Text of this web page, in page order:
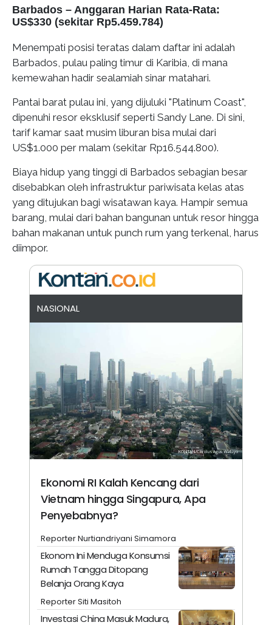
Barbados – Anggaran Harian Rata-Rata:
US$330 (sekitar Rp5.459.784)
Menempati posisi teratas dalam daftar ini adalah
Barbados, pulau paling timur di Karibia, di mana
kemewahan hadir sealamiah sinar matahari.
Pantai barat pulau ini, yang dijuluki "Platinum Coast",
dipenuhi resor eksklusif seperti Sandy Lane. Di sini,
tarif kamar saat musim liburan bisa mulai dari
US$1.000 per malam (sekitar Rp16.544.800).
Biaya hidup yang tinggi di Barbados sebagian besar
disebabkan oleh infrastruktur pariwisata kelas atas
yang ditujukan bagi wisatawan kaya. Hampir semua
barang, mulai dari bahan bangunan untuk resor hingga
bahan makanan untuk punch rum yang terkenal, harus
diimpor.
NASIONAL
Ekonomi RI Kalah Kencang dari
Vietnam hingga Singapura, Apa
Penyebabnya?
Reporter Nurtiandriyani Simamora
Ekonom Ini Menduga Konsumsi
Rumah Tangga Ditopang
Belanja Orang Kaya
Reporter Siti Masitoh
Investasi China Masuk Madura,